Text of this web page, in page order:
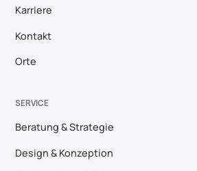
Karriere
Kontakt
Orte
SERVICE
Beratung & Strategie
Design & Konzeption